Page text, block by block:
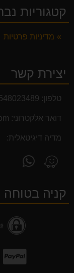
קטגוריות
מדיניות פרטיות
יצירת קשר
טלפון:
דואר אלקטרוני:
מדיה דיגיטאלית:
מצא
אותנו
Waze
קניה בטוחה